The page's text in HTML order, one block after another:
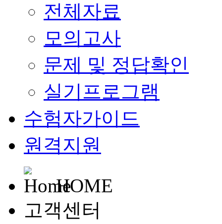
전체자료
모의고사
문제 및 정답확인
실기프로그램
수험자가이드
원격지원
HOME
고객센터